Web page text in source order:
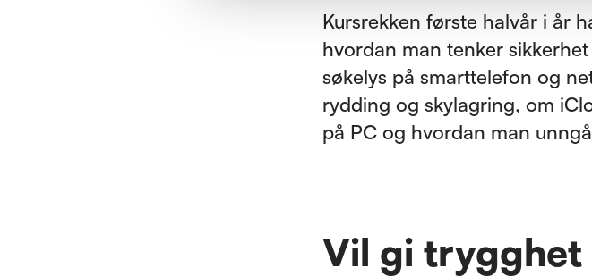
Kursrekken første halvår i år
hvordan man tenker
søkelys på smarttelefon og
rydding og skylagring, om
på PC og hvordan man
Vil gi trygghet